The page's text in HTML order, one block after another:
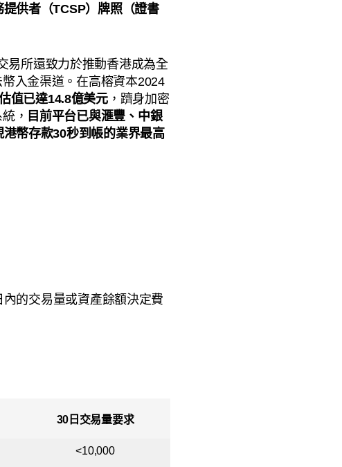
供者（TCSP）牌照（證書
易所還致力於推動香港成為全
入金渠道。在高榕資本2024
值已達14.8億美元，躋身加密
， 目前平台已與滙豐、中銀
幣存款30秒到帳的業界最高
的交易量或資產餘額決定費
30日交易量要求
<10,000